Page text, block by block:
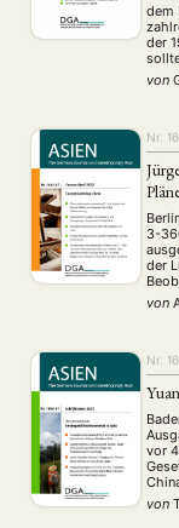
ANTRAG AUF EINEN
Aktuelles von
Auszeichnung
Cinema DGA (92)
Medien (24)
Philosophie (12)
Präsentation (13)
Religion (75)
Summer School (10)
Umwelt (45)
dem
der
von
Nr.
3-
der
Stab
von
Nr.
vor
von